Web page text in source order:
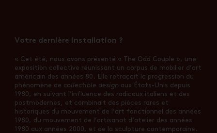
Votre dernière installation ?
« Cet été, nous avons présenté « The Odd Couple », une
exposition collective réunissant un corpus de mobilier d’art
américain des années 80. Elle retraçait la progression du
phénomène de collectible design aux États-Unis depuis
1980, en suivant l’influence des radicaux italiens et des
postmodernes, et combinait des pièces rares et
historiques du mouvement de l’art fonctionnel des années
1980, du mouvement de l’artisanat d’atelier des années
1980 aux années 2000, et de la sculpture contemporaine.